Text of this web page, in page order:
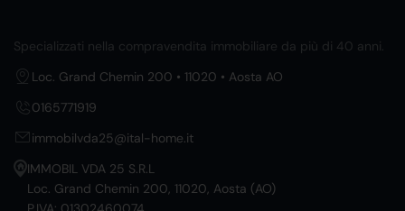
Specializzati nella compravendita immobiliare da più di 40 anni.
Loc. Grand Chemin 200 • 11020 • Aosta AO
0165771919
immobilvda25@ital-home.it
IMMOBIL VDA 25 S.R.L
Loc. Grand Chemin 200, 11020, Aosta (AO)